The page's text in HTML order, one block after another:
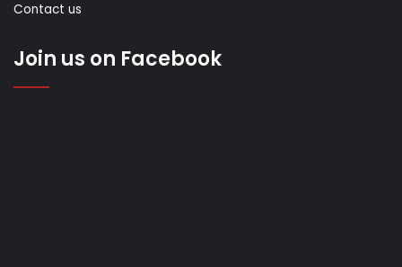
Contact us
Join us on Facebook